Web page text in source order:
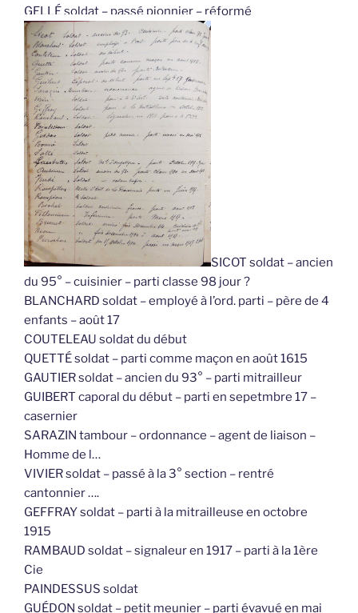
GELLÉ soldat – passé pionnier – réformé
SICOT soldat – ancien
du 95° – cuisinier – parti classe 98 jour ?
BLANCHARD soldat – employé à l’ord. parti – père de 4
enfants – août 17
COUTELEAU soldat du début
QUETTÉ soldat – parti comme maçon en août 1615
GAUTIER soldat – ancien du 93° – parti mitrailleur
GUIBERT caporal du début – parti en sepetmbre 17 –
casernier
SARAZIN tambour – ordonnance – agent de liaison –
Homme de l…
VIVIER soldat – passé à la 3° section – rentré
cantonnier ….
GEFFRAY soldat – parti à la mitrailleuse en octobre
1915
RAMBAUD soldat – signaleur en 1917 – parti à la 1ère
Cie
PAINDESSUS soldat
GUÉDON soldat – petit meunier – parti évavué en mai